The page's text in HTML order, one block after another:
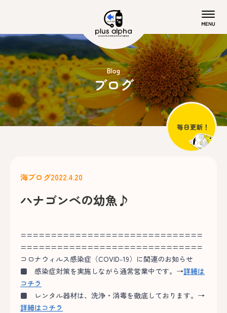
Blog
ブログ
海ブログ2022.4.20
ハナゴンベの幼魚♪
==============================
==============================
コロナウィルス感染症（COVID-19）に関連のお知らせ
■ 感染症対策を実施しながら通常営業中です。→詳細は
コチラ
■ レンタル器材は、洗浄・消毒を徹底しております。→
詳細はコチラ